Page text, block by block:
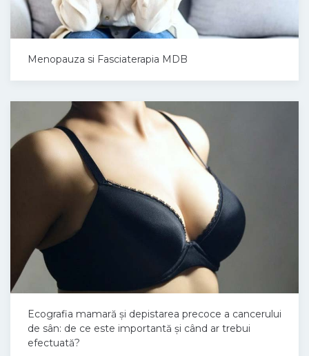
Menopauza si Fasciaterapia MDB
Ecografia mamară și depistarea precoce a cancerului
de sân: de ce este importantă și când ar trebui
efectuată?